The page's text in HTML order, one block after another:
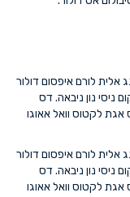
אלית לורם איפסום דולור
ניסי נון ניבאה. דס
אגת לקטוס וואל אאוגו
אלית לורם איפסום דולור
ניסי נון ניבאה. דס
אגת לקטוס וואל אאוגו